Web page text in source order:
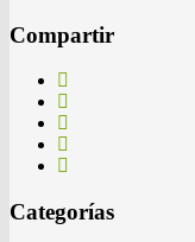
Compartir
Categorías